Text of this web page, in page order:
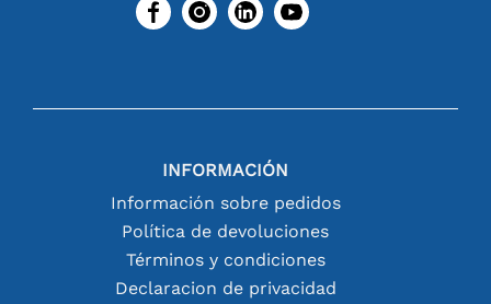
INFORMACIÓN
Información sobre pedidos
Política de devoluciones
Términos y condiciones
Declaracion de privacidad